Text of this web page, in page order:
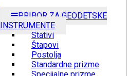
PRIBOR ZA GEODETSKE
INSTRUMENTE
Stativi
Štapovi
Postolja
Standardne prizme